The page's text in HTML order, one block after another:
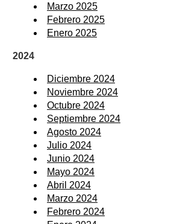
Marzo 2025
Febrero 2025
Enero 2025
2024
Diciembre 2024
Noviembre 2024
Octubre 2024
Septiembre 2024
Agosto 2024
Julio 2024
Junio 2024
Mayo 2024
Abril 2024
Marzo 2024
Febrero 2024